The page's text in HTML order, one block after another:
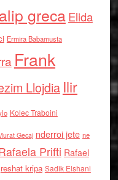
grecaElida
Ermira Babamusta
Frank
Llojdia Ilir
Kolec Traboini
Gecaj nderroi jete ne
Prifti Rafael
reshat kripa Sadik Elshani